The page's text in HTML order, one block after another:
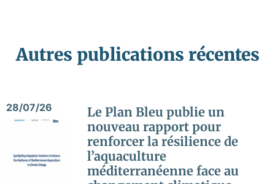
Autres publications récentes
28/07/26
Le Plan Bleu publie un
nouveau rapport pour
renforcer la résilience de
l’aquaculture
méditerranéenne face au